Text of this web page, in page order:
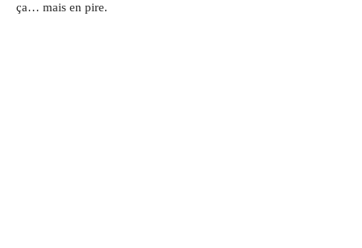
ça… mais en pire.